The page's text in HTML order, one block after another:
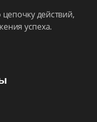
действий,
успеха.